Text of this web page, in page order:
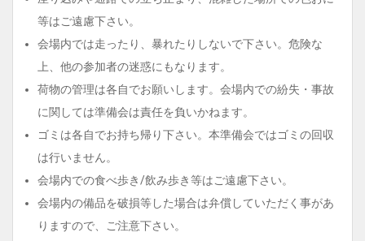
等はご遠慮下さい。
会場内では走ったり、暴れたりしないで下さい。危険な
上、他の参加者の迷惑にもなります。
荷物の管理は各自でお願いします。会場内での紛失・事故
に関しては準備会は責任を負いかねます。
ゴミは各自でお持ち帰り下さい。本準備会ではゴミの回収
は行いません。
会場内での食べ歩き/飲み歩き等はご遠慮下さい。
会場内の備品を破損等した場合は弁償していただく事があ
りますので、ご注意下さい。